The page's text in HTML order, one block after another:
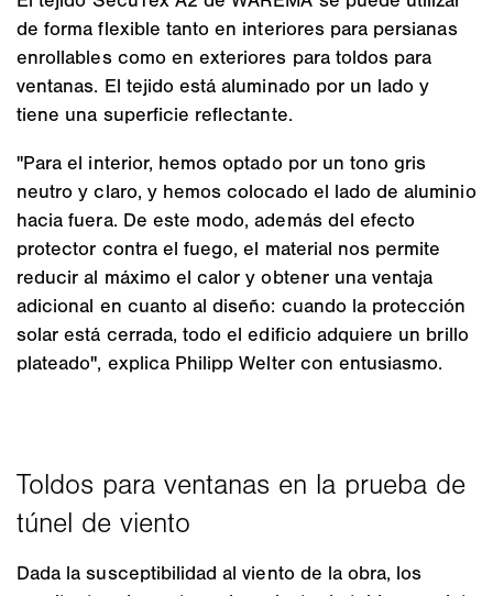
de forma flexible tanto en interiores para persianas
enrollables como en exteriores para toldos para
ventanas. El tejido está aluminado por un lado y
tiene una superficie reflectante.
"Para el interior, hemos optado por un tono gris
neutro y claro, y hemos colocado el lado de aluminio
hacia fuera. De este modo, además del efecto
protector contra el fuego, el material nos permite
reducir al máximo el calor y obtener una ventaja
adicional en cuanto al diseño: cuando la protección
solar está cerrada, todo el edificio adquiere un brillo
plateado", explica Philipp Welter con entusiasmo.
Dada la susceptibilidad al viento de la obra, los